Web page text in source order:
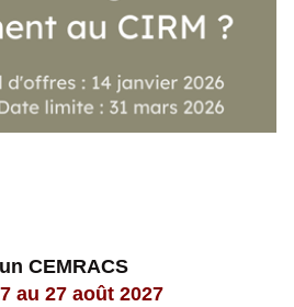
CEMRACS
au 27 août 2027